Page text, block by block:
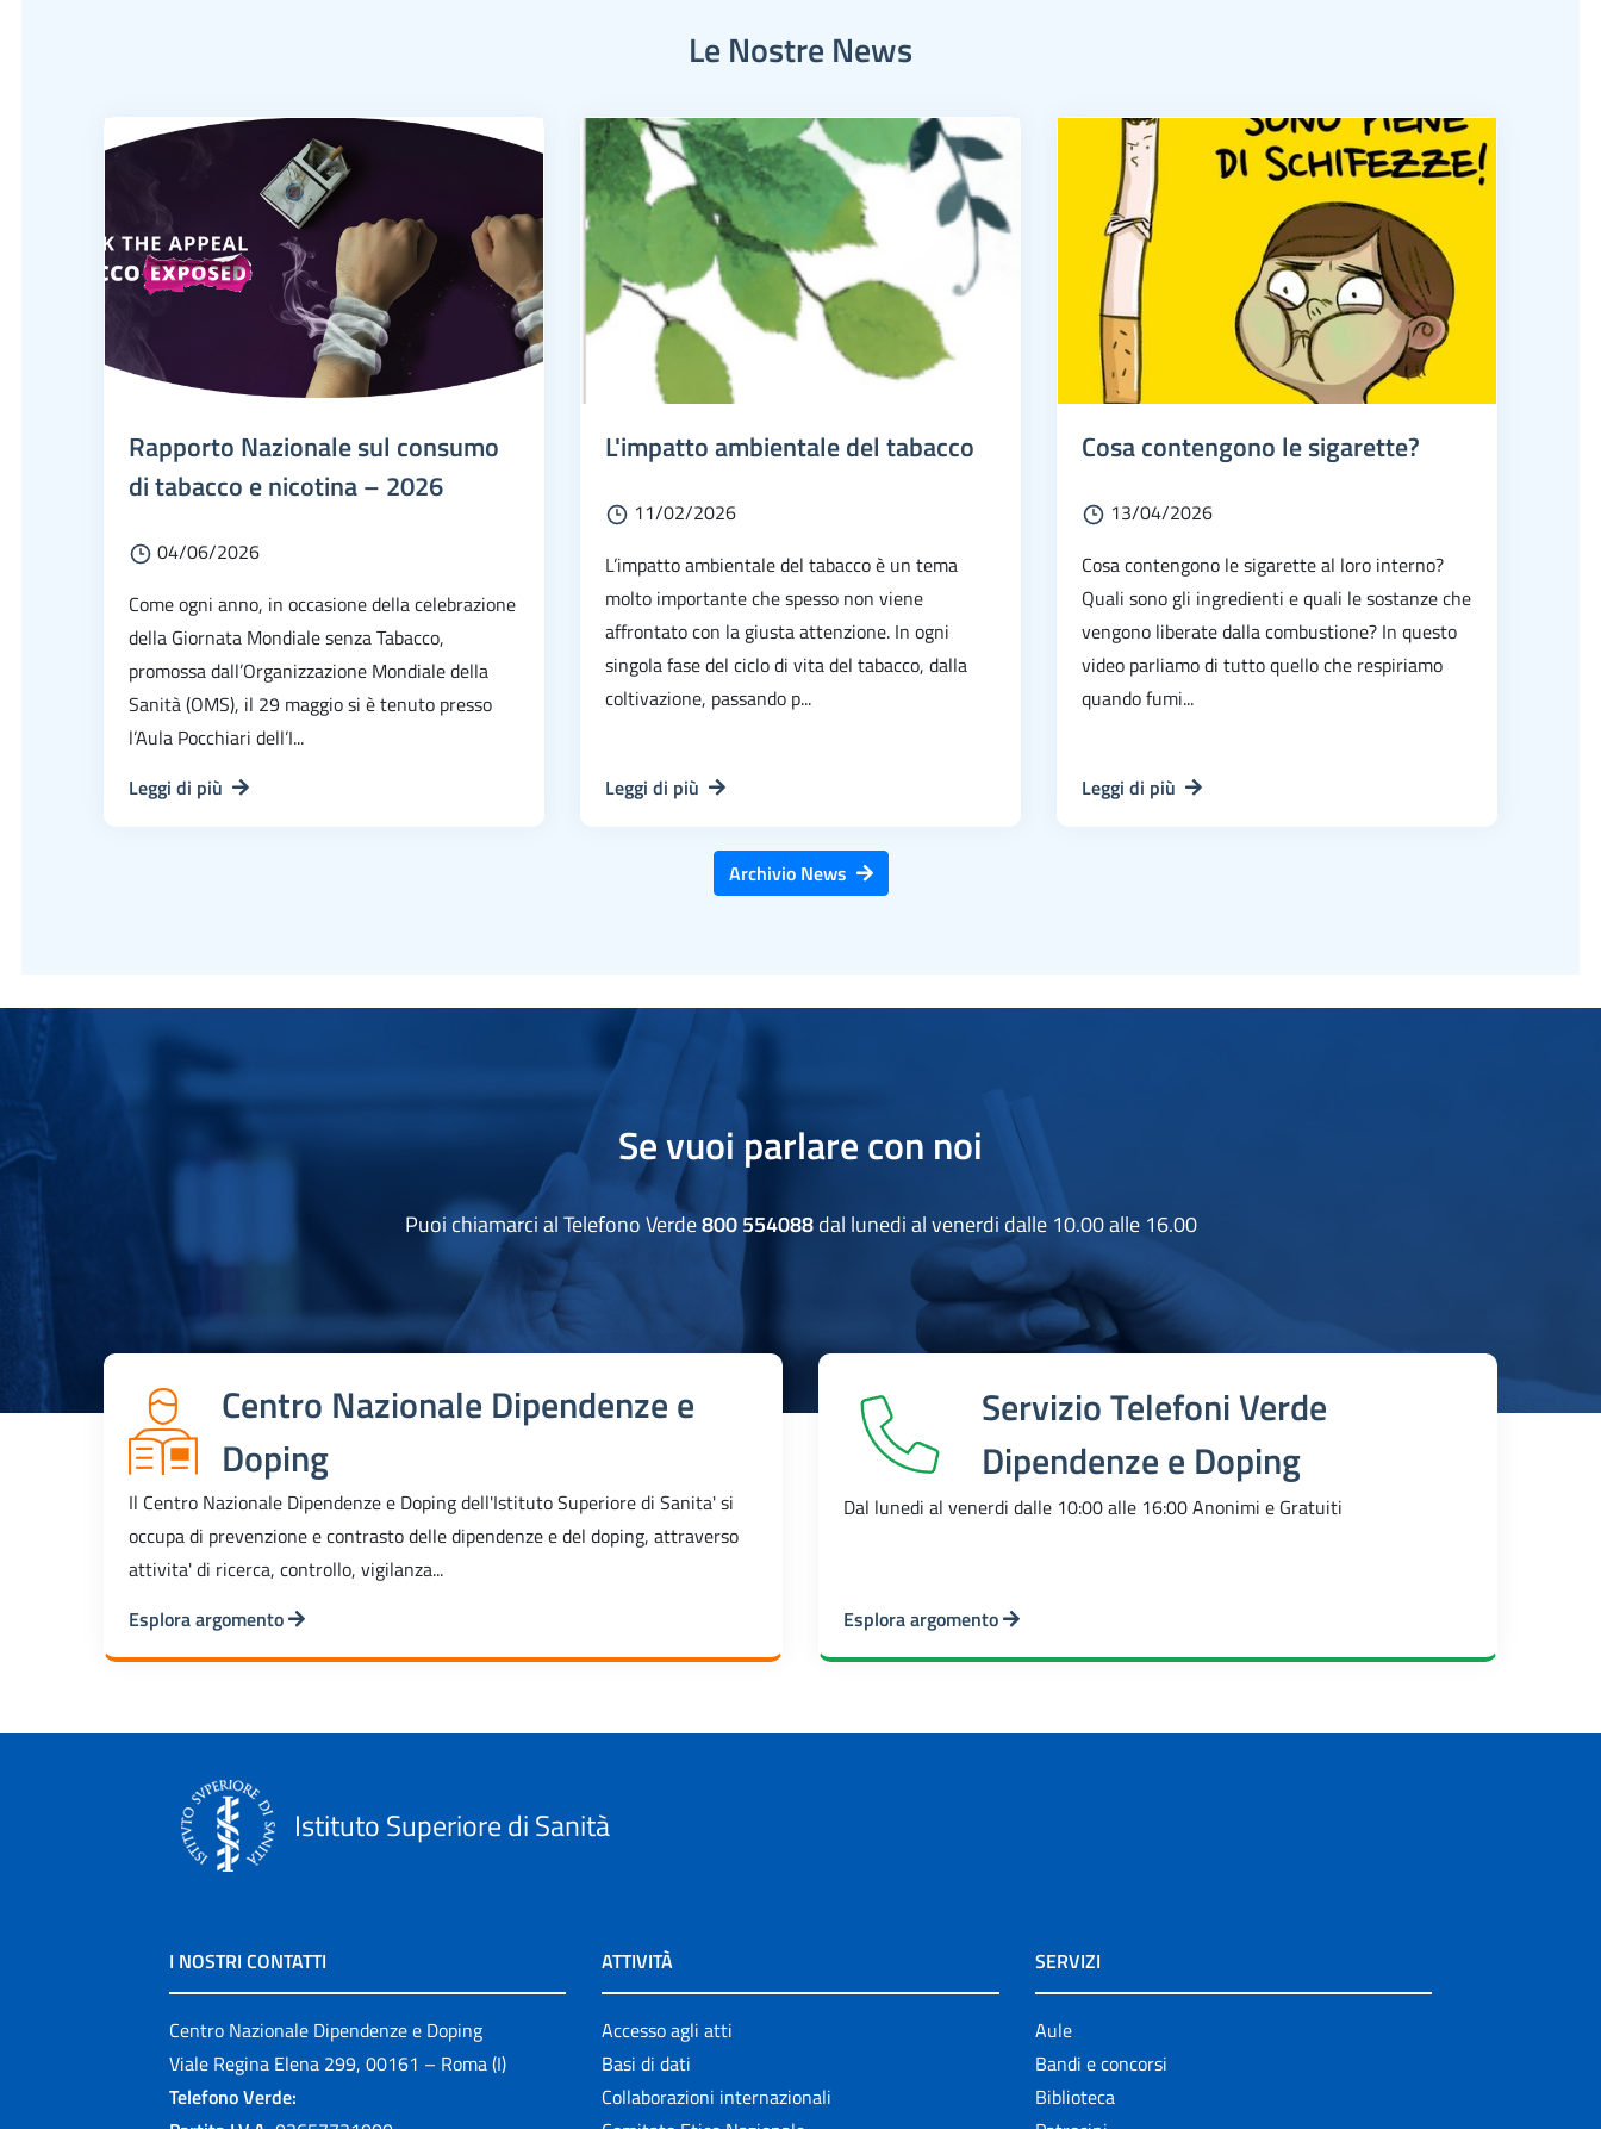
Le Nostre News
Rapporto Nazionale sul consumo
di tabacco e nicotina – 2026
04/06/2026
Come ogni anno, in occasione della celebrazione
della Giornata Mondiale senza Tabacco,
promossa dall’Organizzazione Mondiale della
Sanità (OMS), il 29 maggio si è tenuto presso
l’Aula Pocchiari dell’I...
Leggi di più
L'impatto ambientale del tabacco
11/02/2026
L’impatto ambientale del tabacco è un tema
molto importante che spesso non viene
affrontato con la giusta attenzione. In ogni
singola fase del ciclo di vita del tabacco, dalla
coltivazione, passando p...
Leggi di più
Cosa contengono le sigarette?
13/04/2026
Cosa contengono le sigarette al loro interno?
Quali sono gli ingredienti e quali le sostanze che
vengono liberate dalla combustione? In questo
video parliamo di tutto quello che respiriamo
quando fumi...
Leggi di più
Archivio News
Se vuoi parlare con noi
Puoi chiamarci al Telefono Verde800 554088dal lunedi al venerdi dalle 10.00 alle 16.00
Centro Nazionale Dipendenze e
Doping
Il Centro Nazionale Dipendenze e Doping dell'Istituto Superiore di Sanita' si
occupa di prevenzione e contrasto delle dipendenze e del doping, attraverso
attivita' di ricerca, controllo, vigilanza...
Esplora argomento
Servizio Telefoni Verde
Dipendenze e Doping
Dal lunedi al venerdi dalle 10:00 alle 16:00 Anonimi e Gratuiti
Esplora argomento
Istituto Superiore di Sanità
I NOSTRI CONTATTI
Centro Nazionale Dipendenze e Doping
Viale Regina Elena 299, 00161 – Roma (I)
Telefono Verde:
ATTIVITÀ
Accesso agli atti
Basi di dati
Collaborazioni internazionali
SERVIZI
Aule
Bandi e concorsi
Biblioteca